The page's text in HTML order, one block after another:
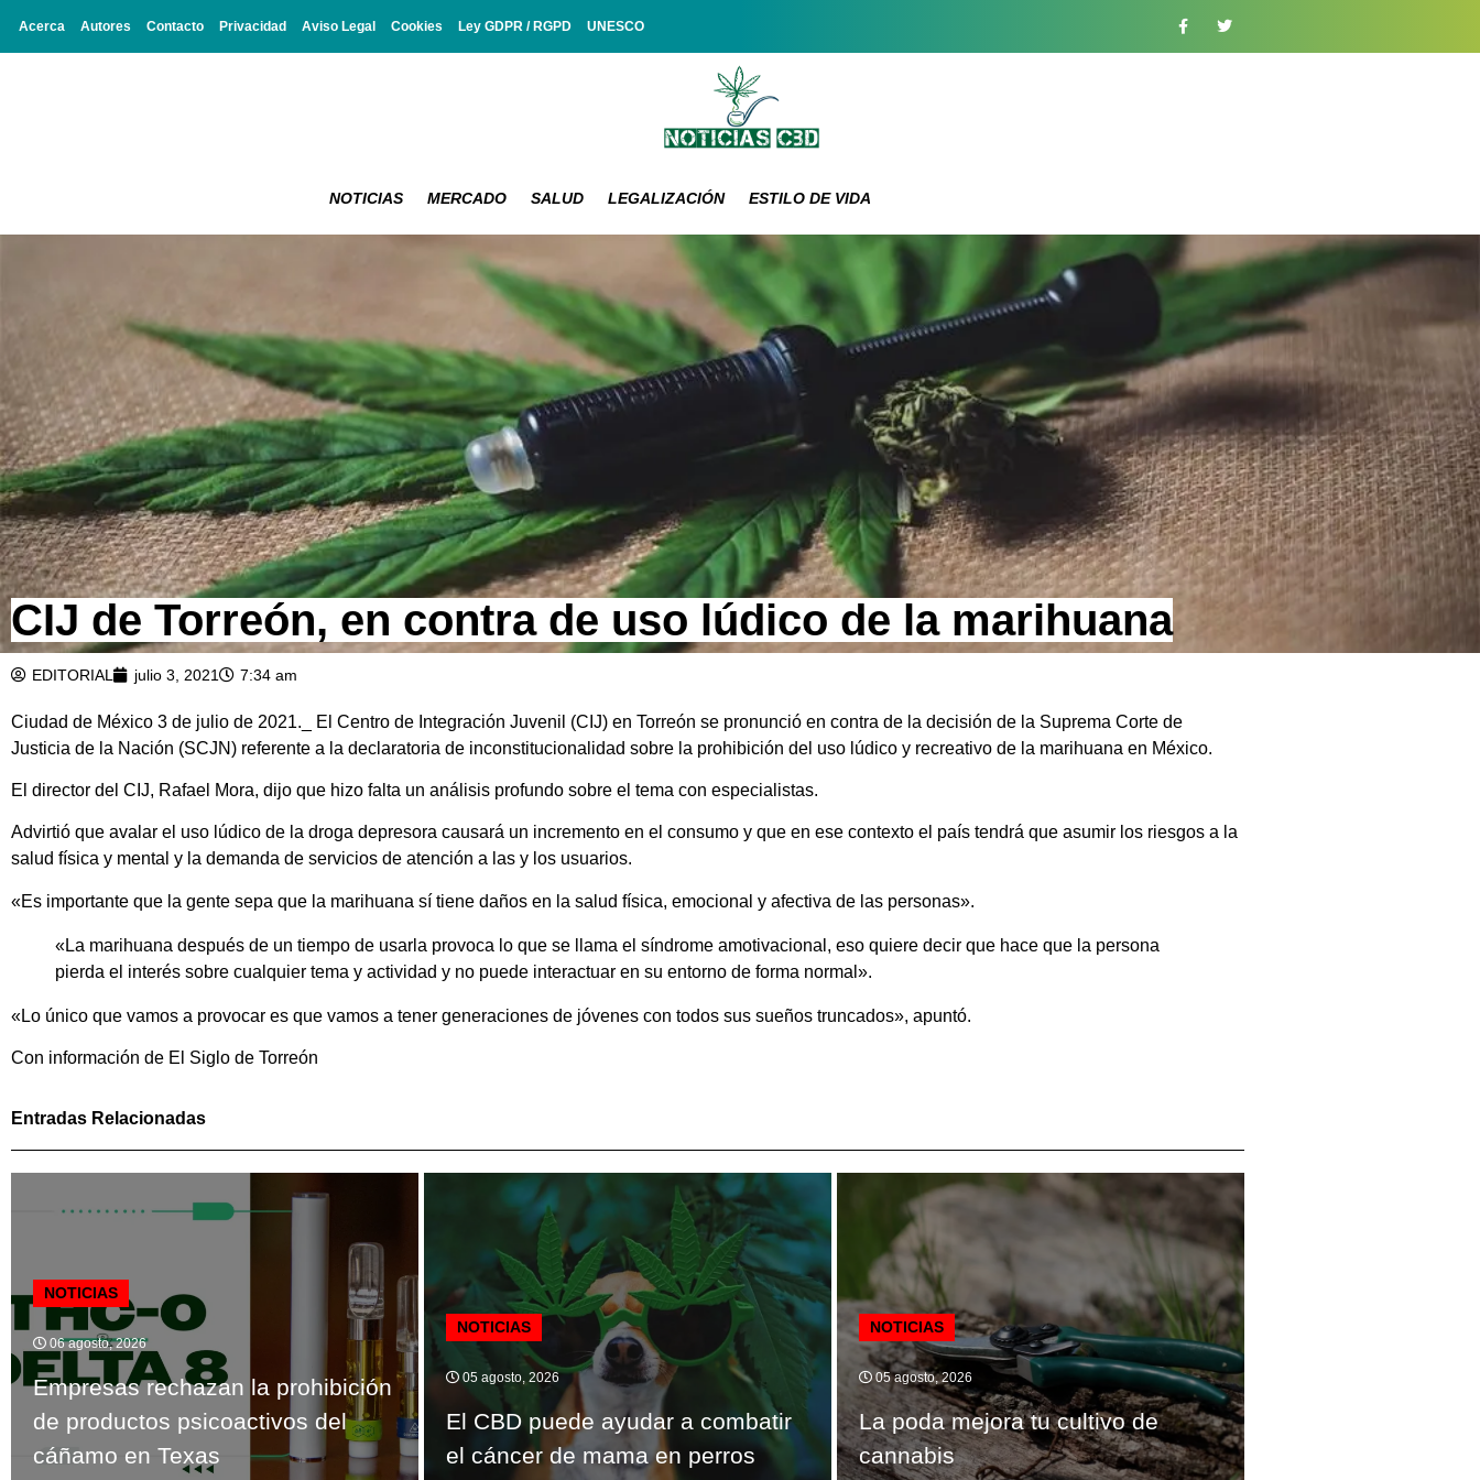
Acerca Autores Contacto Privacidad Aviso Legal Cookies Ley GDPR / RGPD UNESCO
NOTICIAS MERCADO SALUD LEGALIZACIÓN ESTILO DE VIDA
CIJ de Torreón, en contra de uso lúdico de la marihuana
EDITORIAL julio 3, 2021 7:34 am
Ciudad de México 3 de julio de 2021._ El Centro de Integración Juvenil (CIJ) en Torreón se pronunció en contra de la decisión de la Suprema Corte de
Justicia de la Nación (SCJN) referente a la declaratoria de inconstitucionalidad sobre la prohibición del uso lúdico y recreativo de la marihuana en México.
El director del CIJ, Rafael Mora, dijo que hizo falta un análisis profundo sobre el tema con especialistas.
Advirtió que avalar el uso lúdico de la droga depresora causará un incremento en el consumo y que en ese contexto el país tendrá que asumir los riesgos a la
salud física y mental y la demanda de servicios de atención a las y los usuarios.
«Es importante que la gente sepa que la marihuana sí tiene daños en la salud física, emocional y afectiva de las personas».
«La marihuana después de un tiempo de usarla provoca lo que se llama el síndrome amotivacional, eso quiere decir que hace que la persona
pierda el interés sobre cualquier tema y actividad y no puede interactuar en su entorno de forma normal».
«Lo único que vamos a provocar es que vamos a tener generaciones de jóvenes con todos sus sueños truncados», apuntó.
Con información de El Siglo de Torreón
Entradas Relacionadas
NOTICIAS
06 agosto, 2026
Empresas rechazan la prohibición
de productos psicoactivos del
cáñamo en Texas
NOTICIAS
05 agosto, 2026
El CBD puede ayudar a combatir
el cáncer de mama en perros
NOTICIAS
05 agosto, 2026
La poda mejora tu cultivo de
cannabis